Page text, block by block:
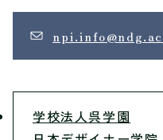
学校法人呉学園